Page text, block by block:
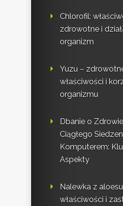
Chlorofil:
zdrowotne i
organizm
Yuzu –
właściwości i
organizmu
Dbanie o
Ciągłego
Komputerem:
Aspekty
Nalewka z
właściwości i